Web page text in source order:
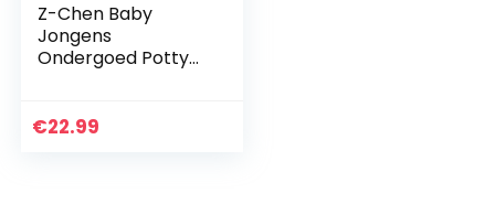
Z-Chen Baby
Jongens
Ondergoed Potty
van 7
€22.99